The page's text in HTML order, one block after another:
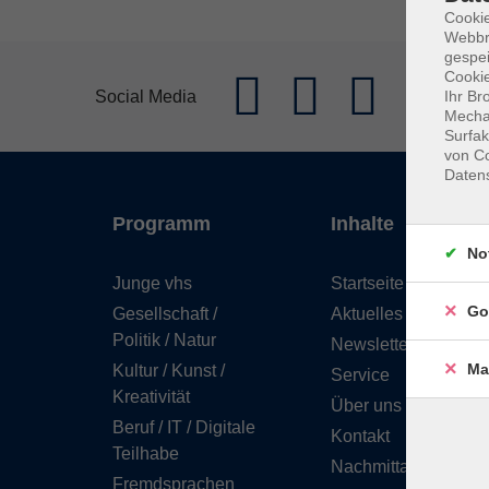
Social Media
Programm
Junge vhs
Gesellschaft /
Politik / Natur
Kultur / Kunst /
Kreativität
Beruf / IT / Digitale
Teilhabe
Fremdsprachen
Inhalte
Startseite
Aktuelles
Newsletter
Service
Über uns
Kontakt
Ihr
von